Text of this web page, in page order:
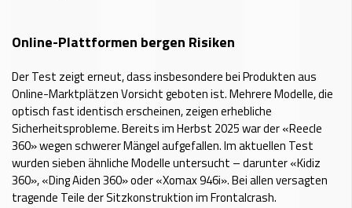
Online-Plattformen bergen Risiken
Der Test zeigt erneut, dass insbesondere bei Produkten aus
Online-Marktplätzen Vorsicht geboten ist. Mehrere Modelle, die
optisch fast identisch erscheinen, zeigen erhebliche
Sicherheitsprobleme. Bereits im Herbst 2025 war der «Reecle
360» wegen schwerer Mängel aufgefallen. Im aktuellen Test
wurden sieben ähnliche Modelle untersucht – darunter «Kidiz
360», «Ding Aiden 360» oder «Xomax 946i». Bei allen versagten
tragende Teile der Sitzkonstruktion im Frontalcrash.